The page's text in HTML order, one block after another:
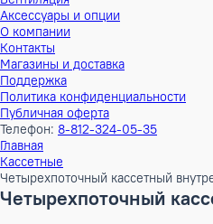
Внутренние блоки (воздух-вода)
Чиллеры-фанкойлы
Вентиляция
Аксессуары и опции
О компании
Контакты
Магазины и доставка
Поддержка
Политика конфиденциальности
Публичная оферта
Телефон:8-812-324-05-35
Главная